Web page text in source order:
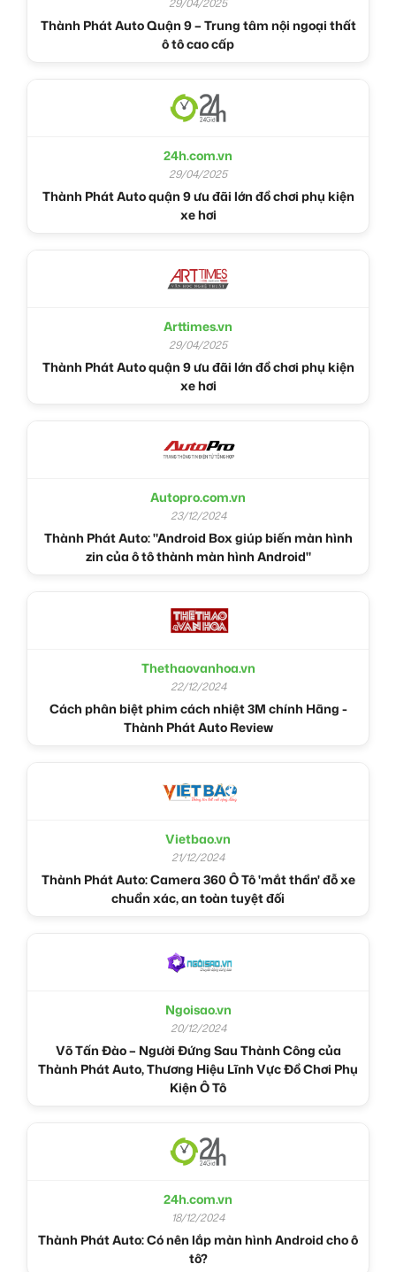
29/04/2025
Thành Phát Auto Quận 9 – Trung tâm nội ngoại thất
ô tô cao cấp
24h.com.vn
29/04/2025
Thành Phát Auto quận 9 ưu đãi lớn đồ chơi phụ kiện
xe hơi
Arttimes.vn
29/04/2025
Thành Phát Auto quận 9 ưu đãi lớn đồ chơi phụ kiện
xe hơi
Autopro.com.vn
23/12/2024
Thành Phát Auto: "Android Box giúp biến màn hình
zin của ô tô thành màn hình Android"
Thethaovanhoa.vn
22/12/2024
Cách phân biệt phim cách nhiệt 3M chính Hãng -
Thành Phát Auto Review
Vietbao.vn
21/12/2024
Thành Phát Auto: Camera 360 Ô Tô 'mắt thần' đỗ xe
chuẩn xác, an toàn tuyệt đối
Ngoisao.vn
20/12/2024
Võ Tấn Đào – Người Đứng Sau Thành Công của
Thành Phát Auto, Thương Hiệu Lĩnh Vực Đồ Chơi Phụ
Kiện Ô Tô
24h.com.vn
18/12/2024
Thành Phát Auto: Có nên lắp màn hình Android cho ô
tô?